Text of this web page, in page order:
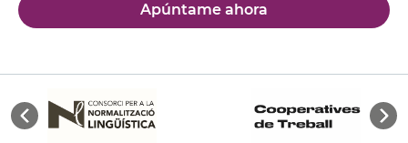
Apúntame ahora